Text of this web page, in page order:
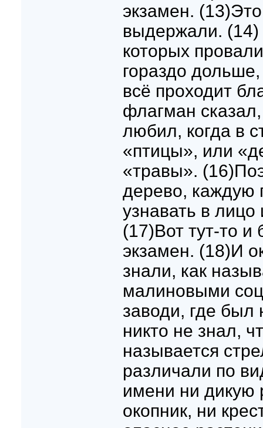
экзамен.
выдержали. (14)
которых
гораздо
всё проходит
флагман
любил, когда в
«птицы», или
«травы».
дерево, каждую
узнавать в
(17)Вот тут-то
экзамен. (18)И
знали, как
малиновыми
заводи, где
никто не знал,
называется
различали по
имени ни дикую
окопник, ни